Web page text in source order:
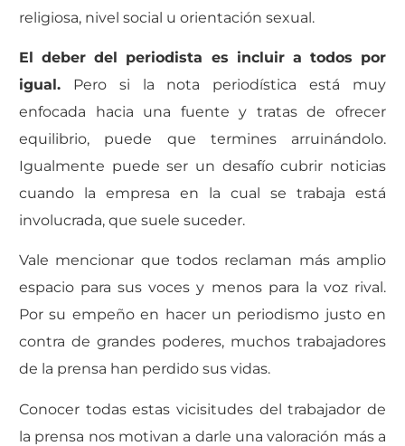
religiosa, nivel social u orientación sexual.
El deber del periodista es incluir a todos por
igual. Pero si la nota periodística está muy
enfocada hacia una fuente y tratas de ofrecer
equilibrio, puede que termines arruinándolo.
Igualmente puede ser un desafío cubrir noticias
cuando la empresa en la cual se trabaja está
involucrada, que suele suceder.
Vale mencionar que todos reclaman más amplio
espacio para sus voces y menos para la voz rival.
Por su empeño en hacer un periodismo justo en
contra de grandes poderes, muchos trabajadores
de la prensa han perdido sus vidas.
Conocer todas estas vicisitudes del trabajador de
la prensa nos motivan a darle una valoración más a